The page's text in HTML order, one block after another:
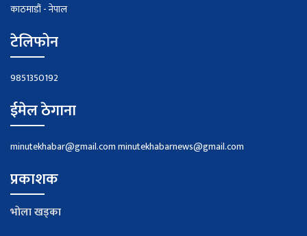
काठमाडौं - नेपाल
टेलिफोन
9851350192
ईमेल ठेगाना
minutekhabar@gmail.comminutekhabarnews@gmail.com
प्रकाशक
भाेला खड्का